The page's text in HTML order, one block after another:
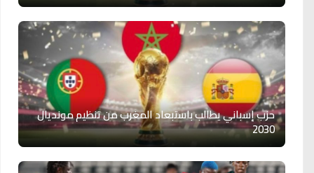
حزب إسباني يطالب باستبعاد المغرب من تنظيم مونديال
2030